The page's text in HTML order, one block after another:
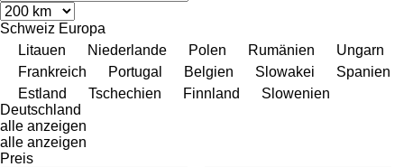
Schweiz Europa
Litauen
Niederlande Polen Rumänien
Ungarn
Frankreich
Portugal Belgien Slowakei
Spanien
Estland
Tschechien Finnland
Slowenien
Deutschland
alle anzeigen
alle anzeigen
Preis